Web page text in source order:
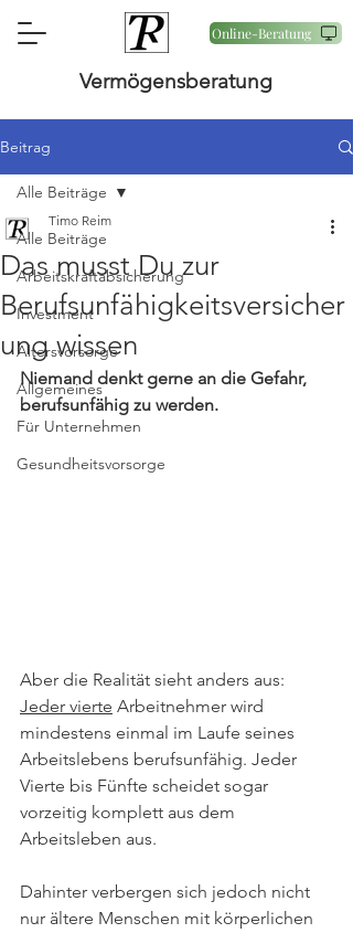
Vermögensberatung
Online-Beratung
Beitrag
Alle Beiträge
Arbeitskraftabsicherung
Investment
Altersvorsorge
Allgemeines
Für Unternehmen
Gesundheitsvorsorge
Alle Beiträge
Das musst Du zur
Berufsunfähigkeitsversicher
ung wissen
Timo Reim
Niemand denkt gerne an die Gefahr,
berufsunfähig zu werden.
Aber die Realität sieht anders aus:
Jeder vierte Arbeitnehmer wird
mindestens einmal im Laufe seines
Arbeitslebens berufsunfähig. Jeder
Vierte bis Fünfte scheidet sogar
vorzeitig komplett aus dem
Arbeitsleben aus.
Dahinter verbergen sich jedoch nicht
nur ältere Menschen mit körperlichen